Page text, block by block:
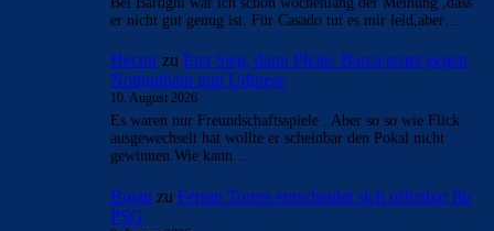
Bei Bardghi war ich schon wochenlang der Meinung ,dass
er nicht gut genug ist. Für Casado tut es mir leid,aber…
Hector zu Erst Sieg, dann Pleite: Barça testet gegen
Nottingham und Udinese
10. August 2026
Es waren nur Freundschaftsspiele . Aber so so wie Flick
ausgewechselt hat wollte er scheinbar den Pokal nicht
gewinnen.Wie kann…
Bojan zu Ferran Torres entscheidet sich offenbar für
PSG